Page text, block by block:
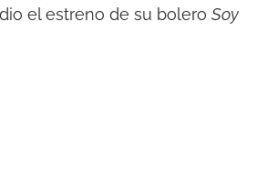
el estreno de su bolero Soy